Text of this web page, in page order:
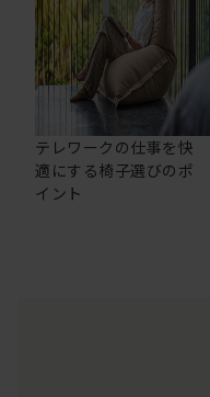
テレワークの仕事を快
適にする椅子選びのポ
イント